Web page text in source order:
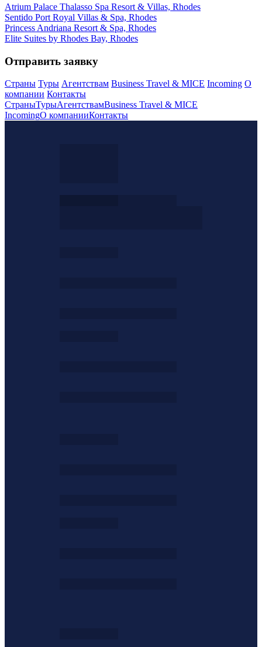
Atrium Palace Thalasso Spa Resort & Villas, Rhodes
Sentido Port Royal Villas & Spa, Rhodes
Princess Andriana Resort & Spa, Rhodes
Elite Suites by Rhodes Bay, Rhodes
Отправить заявку
Страны Туры Агентствам Business Travel & MICE Incoming О
компании Контакты
СтраныТурыАгентствамBusiness Travel & MICE
IncomingО компанииКонтакты